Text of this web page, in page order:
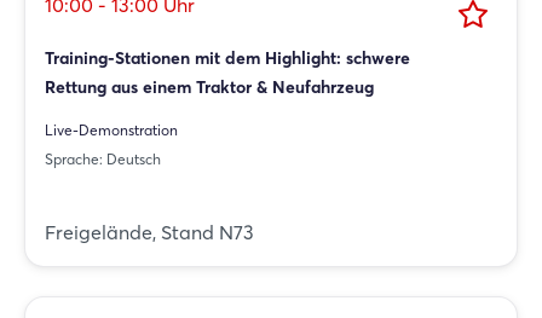
10:00 - 13:00 Uhr
Training-Stationen mit dem Highlight: schwere
Rettung aus einem Traktor & Neufahrzeug
Live-Demonstration
Sprache: Deutsch
Freigelände, Stand N73